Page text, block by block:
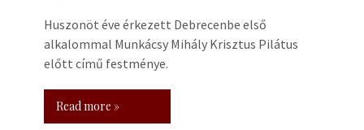
Huszonöt éve érkezett Debrecenbe első
alkalommal Munkácsy Mihály Krisztus Pilátus
előtt című festménye.
Read more »